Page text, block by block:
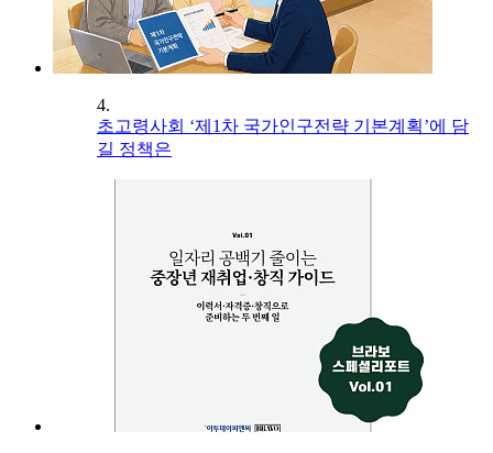
4.
초고령사회 ‘제1차 국가인구전략 기본계획’에 담
길 정책은